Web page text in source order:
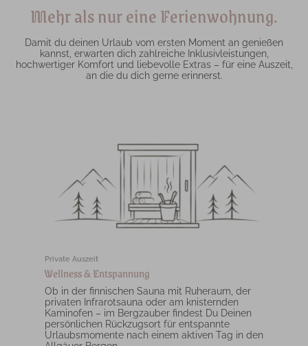
Mehr als nur eine Ferienwohnung.
Damit du deinen Urlaub vom ersten Moment an genießen
kannst, erwarten dich zahlreiche Inklusivleistungen,
hochwertiger Komfort und liebevolle Extras – für eine Auszeit,
an die du dich gerne erinnerst.
Private Auszeit
Wellness & Entspannung
Ob in der finnischen Sauna mit Ruheraum, der
privaten Infrarotsauna oder am knisternden
Kaminofen – im Bergzauber findest Du Deinen
persönlichen Rückzugsort für entspannte
Urlaubsmomente nach einem aktiven Tag in den